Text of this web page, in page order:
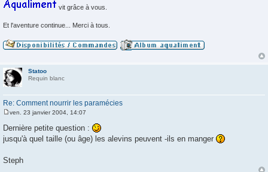
vit grâce à vous.
Et l'aventure continue... Merci à tous.
Statoo
Requin blanc
Re: Comment nourrir les paramécies
s
s
e
ven. 23 janvier 2004, 14:07
Dernière petite question :
jusqu'à quel taille (ou âge) les alevins peuvent -ils en manger
Steph